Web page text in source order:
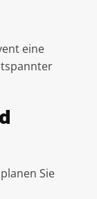
eine
Sie